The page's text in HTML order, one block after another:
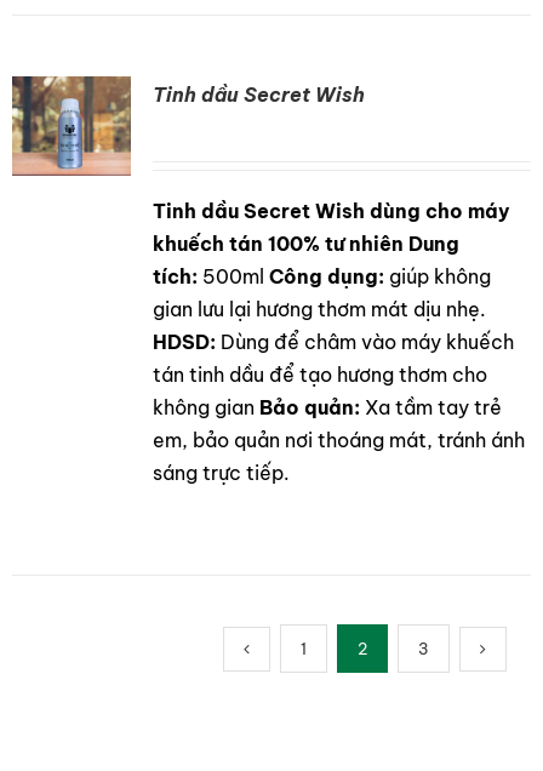
Tinh dầu Secret Wish
Tinh dầu Secret Wish dùng cho máy
khuếch tán 100% tư nhiên Dung
tích: 500ml Công dụng: giúp không
gian lưu lại hương thơm mát dịu nhẹ.
HDSD: Dùng để châm vào máy khuếch
tán tinh dầu để tạo hương thơm cho
không gian Bảo quản: Xa tầm tay trẻ
em, bảo quản nơi thoáng mát, tránh ánh
sáng trực tiếp.
1 2 3